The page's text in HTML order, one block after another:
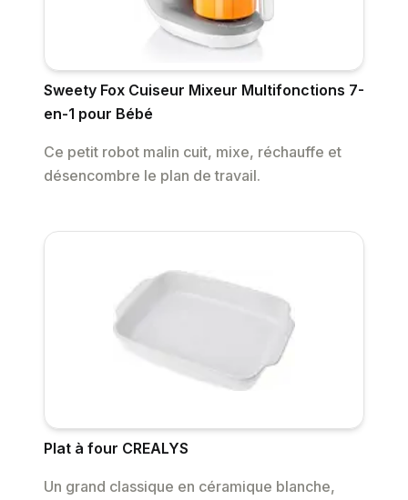
Sweety Fox Cuiseur Mixeur Multifonctions 7-
en-1 pour Bébé
Ce petit robot malin cuit, mixe, réchauffe et
désencombre le plan de travail.
Plat à four CREALYS
Un grand classique en céramique blanche,